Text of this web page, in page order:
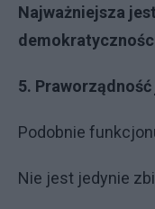
Najważniejsza
5.
Podobnie
Nie jest jedynie